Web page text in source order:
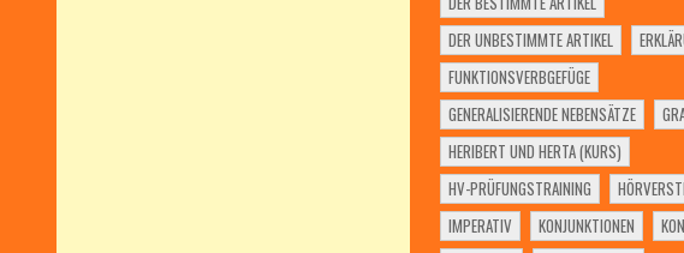
DER UNBESTIMMTE ARTIKEL
FUNKTIONSVERBGEFÜGE
GENERALISIERENDE NEBENSÄTZE
HERIBERT UND HERTA (KURS)
HV-PRÜFUNGSTRAINING
IMPERATIV
KONJUNKTIONEN